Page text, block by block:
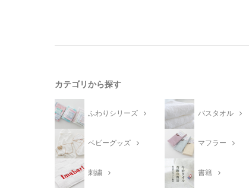
カテゴリから探す
ふわりシリーズ バスタオル
ベビーグッズ マフラー
刺繍 書籍